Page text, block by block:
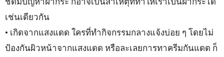
เช่นเดียวกัน
• เกิดจากแสงแดด ใครที่ทำกิจกรรมกลางแจ้งบ่อย ๆ โดยไม่
ป้องกันผิวหน้าจากแสงแดด หรือละเลยการทาครีมกันแดด ก็